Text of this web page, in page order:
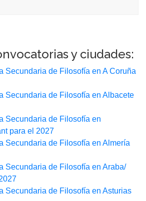
y ciudades:
Secundaria de Filosofía en A Coruña
Secundaria de Filosofía en Albacete
Secundaria de Filosofía en
para el 2027
Secundaria de Filosofía en Almería
Secundaria de Filosofía en Araba/
Secundaria de Filosofía en Asturias